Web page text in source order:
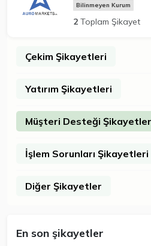
Bilinmeyen Kurum
2 Toplam Şikayet
Çekim Şikayetleri
Yatırım Şikayetleri
Müşteri Desteği
İşlem Sorunları Şikayetleri
Diğer Şikayetler
En son şikayetler